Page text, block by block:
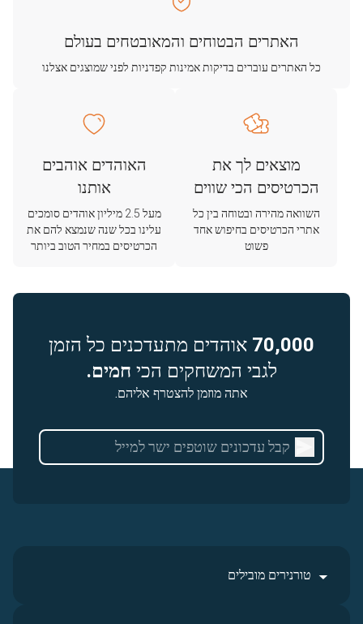
האתרים הבטוחים והמאובטחים בעולם
כל האתרים עוברים בדיקות אמינות קפדניות לפני שמוצגים אצלנו
מוצאים לך את
הכרטיסים הכי שווים
השוואה מהירה ובטוחה בין כל
אתרי הכרטיסים בחיפוש אחד
פשוט
האוהדים אוהבים
אותנו
מעל 2.5 מיליון אוהדים סומכים
עלינו בכל שנה שנמצא להם את
הכרטיסים במחיר הטוב ביותר
70,000 אוהדים מתעדכנים כל הזמן
לגבי המשחקים הכי חמים.
אתה מוזמן להצטרף אליהם.
טורנירים מובילים